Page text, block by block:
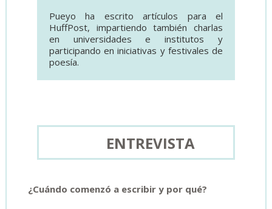
Pueyo ha escrito artículos para el
HuffPost, impartiendo también charlas
en universidades e institutos y
participando en iniciativas y festivales de
poesía.
ENTREVISTA
¿Cuándo comenzó a escribir y por qué?